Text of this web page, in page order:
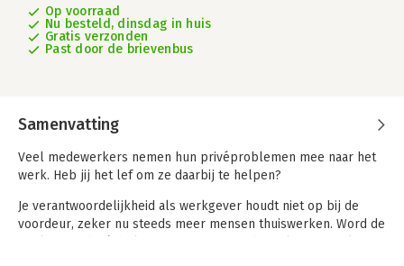
Op voorraad
Nu besteld, dinsdag in huis
Gratis verzonden
Past door de brievenbus
Samenvatting
Veel medewerkers nemen hun privéproblemen mee naar het
werk. Heb jij het lef om ze daarbij te helpen?
Je verantwoordelijkheid als werkgever houdt niet op bij de
voordeur, zeker nu steeds meer mensen thuiswerken. Word de